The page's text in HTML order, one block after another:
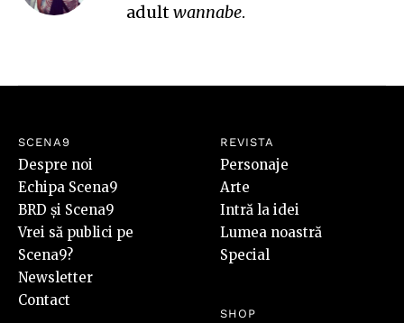
adultwannabe.
SCENA9
Despre noi
Echipa Scena9
BRD și Scena9
Vrei să publici pe
Scena9?
Newsletter
Contact
REVISTA
Personaje
Arte
Intră la idei
Lumea noastră
Special
SHOP